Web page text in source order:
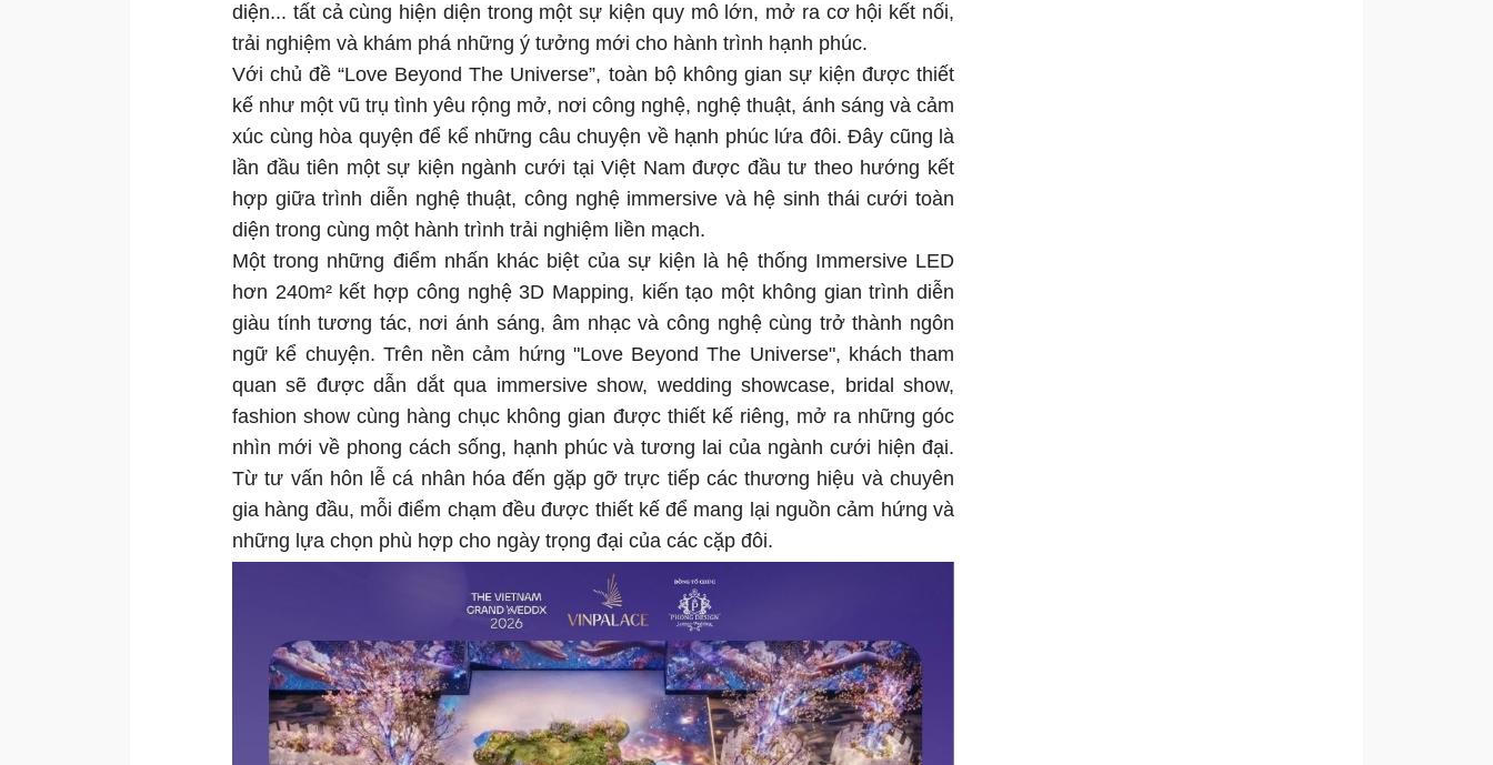
diện... tất cả cùng hiện diện trong một sự kiện quy mô lớn, mở ra cơ hội kết nối,
trải nghiệm và khám phá những ý tưởng mới cho hành trình hạnh phúc.
Với chủ đề “Love Beyond The Universe”, toàn bộ không gian sự kiện được thiết
kế như một vũ trụ tình yêu rộng mở, nơi công nghệ, nghệ thuật, ánh sáng và cảm
xúc cùng hòa quyện để kể những câu chuyện về hạnh phúc lứa đôi. Đây cũng là
lần đầu tiên một sự kiện ngành cưới tại Việt Nam được đầu tư theo hướng kết
hợp giữa trình diễn nghệ thuật, công nghệ immersive và hệ sinh thái cưới toàn
diện trong cùng một hành trình trải nghiệm liền mạch.
Một trong những điểm nhấn khác biệt của sự kiện là hệ thống Immersive LED
hơn 240m² kết hợp công nghệ 3D Mapping, kiến tạo một không gian trình diễn
giàu tính tương tác, nơi ánh sáng, âm nhạc và công nghệ cùng trở thành ngôn
ngữ kể chuyện. Trên nền cảm hứng "Love Beyond The Universe", khách tham
quan sẽ được dẫn dắt qua immersive show, wedding showcase, bridal show,
fashion show cùng hàng chục không gian được thiết kế riêng, mở ra những góc
nhìn mới về phong cách sống, hạnh phúc và tương lai của ngành cưới hiện đại.
Từ tư vấn hôn lễ cá nhân hóa đến gặp gỡ trực tiếp các thương hiệu và chuyên
gia hàng đầu, mỗi điểm chạm đều được thiết kế để mang lại nguồn cảm hứng và
những lựa chọn phù hợp cho ngày trọng đại của các cặp đôi.